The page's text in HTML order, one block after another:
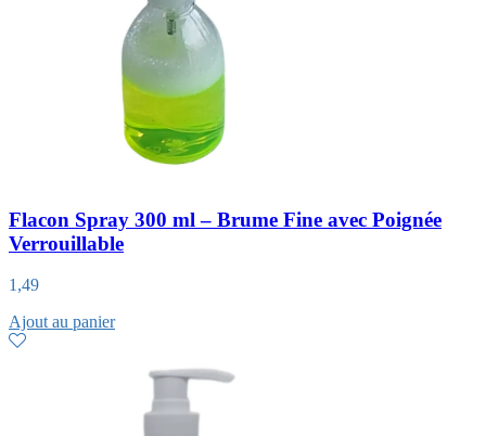
Flacon Spray 300 ml – Brume Fine avec Poignée
Verrouillable
1,49
Ajout au panier